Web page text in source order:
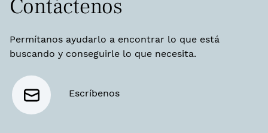
Contáctenos
Permítanos ayudarlo a encontrar lo que está
buscando y conseguirle lo que necesita.
Escríbenos